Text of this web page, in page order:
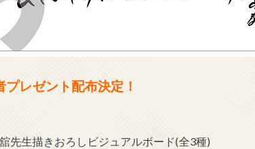
プレゼント配布決定！
先生描きおろしビジュアルボード(全3種)